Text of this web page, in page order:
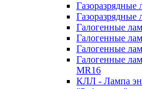
Галогенные
Галогенные
Галогенные
Галогенные
MR16
КЛЛ - Лампа